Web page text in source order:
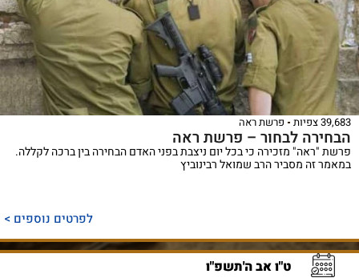
39,683 צפיות פרשת ראה
הבחירה לבחור – פרשת ראה
פרשת "ראה" מזכירה כי בכל יום ניצבת בפני האדם הבחירה בין ברכה לקללה.
במאמר זה מסביר הרב שמואל רבינוביץ
לפרטים נוספים >
ט"ו אב ה'תשפ"ו